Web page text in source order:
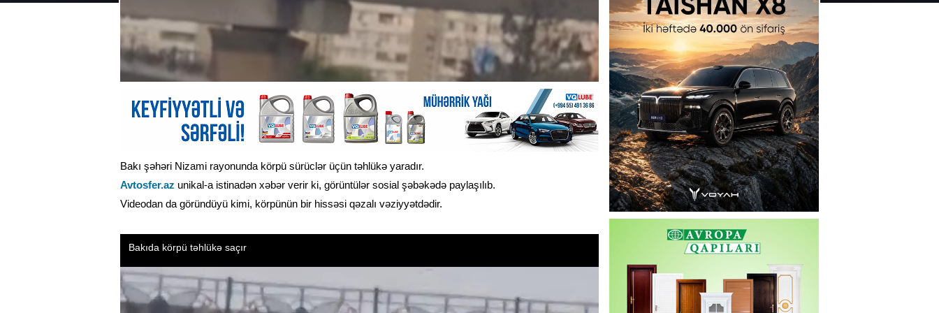
Bakı şəhəri Nizami rayonunda körpü sürüclər üçün təhlükə yaradır.
Avtosfer.az unikal-a istinadən xəbər verir ki, görüntülər sosial şəbəkədə paylaşılıb.
Videodan da göründüyü kimi, körpünün bir hissəsi qəzalı vəziyyətdədir.